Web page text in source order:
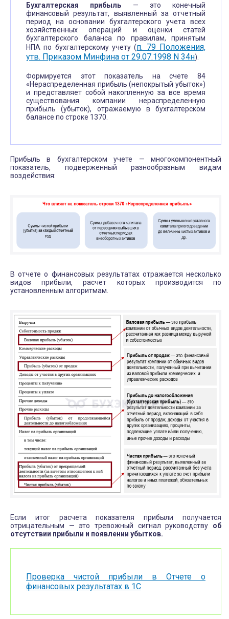
Бухгалтерская прибыль — это конечный
финансовый результат, выявленный за отчетный
период на основании бухгалтерского учета всех
хозяйственных операций и оценки статей
бухгалтерского баланса по правилам, принятым
НПА по бухгалтерскому учету (п. 79 Положения,
утв. Приказом Минфина от 29.07.1998 N 34н).
Формируется этот показатель на счете 84
«Нераспределенная прибыль (непокрытый убыток»)
и представляет собой накопленную за все время
существования компании нераспределенную
прибыль (убыток), отражаемую в бухгалтерском
балансе по строке 1370.
Прибыль в бухгалтерском учете — многокомпонентный
показатель, подверженный разнообразным видам
воздействия:
В отчете о финансовых результатах отражается несколько
видов прибыли, расчет которых производится по
установленным алгоритмам.
Если итог расчета показателя прибыли получается
отрицательным — это тревожный сигнал руководству об
отсутствии прибыли и появлении убытков.
Проверка чистой прибыли в Отчете о
финансовых результатах в 1С